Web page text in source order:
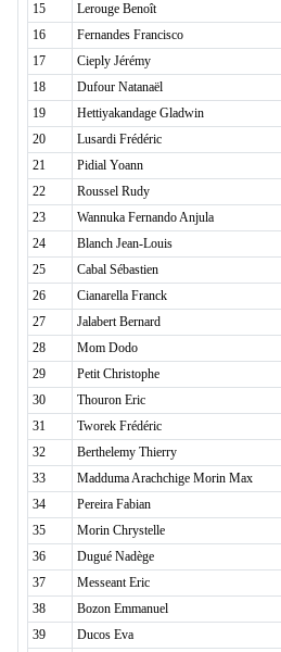
15
Lerouge Benoît
16
Fernandes Francisco
17
Cieply Jérémy
18
Dufour Natanaël
19
Hettiyakandage Gladwin
20
Lusardi Frédéric
21
Pidial Yoann
22
Roussel Rudy
23
Wannuka Fernando Anjula
24
Blanch Jean-Louis
25
Cabal Sébastien
26
Cianarella Franck
27
Jalabert Bernard
28
Mom Dodo
29
Petit Christophe
30
Thouron Eric
31
Tworek Frédéric
32
Berthelemy Thierry
33
Madduma Arachchige Morin Max
34
Pereira Fabian
35
Morin Chrystelle
36
Dugué Nadège
37
Messeant Eric
38
Bozon Emmanuel
39
Ducos Eva